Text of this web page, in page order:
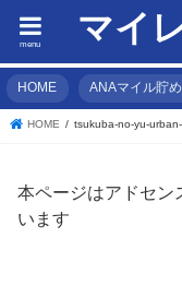
マイ
menu
HOME ANAマイル貯
HOME tsukuba-no-yu-
本ページはアドセン
います